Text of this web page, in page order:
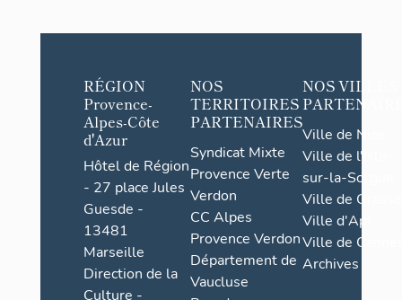
RÉGION
Provence-
Alpes-Côte
d'Azur
Hôtel de Région
- 27 place Jules
Guesde -
13481
Marseille
Direction de la
Culture -
NOS
TERRITOIRES
PARTENAIRES
Syndicat Mixte
Provence Verte
Verdon
CC Alpes
Provence Verdon
Département de
Vaucluse
NOS VILLES
Ville de Nice
Ville de l'Isle-
sur-la-Sorgue
Ville de Grasse
Ville d'Apt
Ville de
Archives